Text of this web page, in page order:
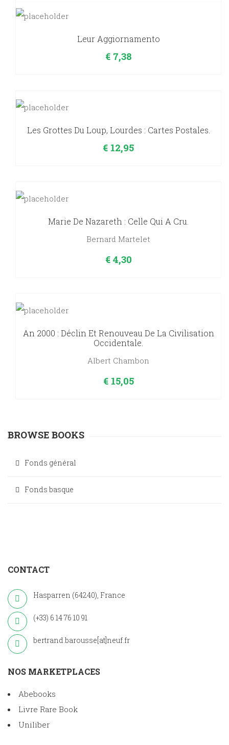
Leur Aggiornamento
€7,38
Les Grottes Du Loup, Lourdes : Cartes Postales.
€ 12,95
Marie De Nazareth : Celle Qui A Cru.
Bernard Martelet
€4,30
An 2000 : Déclin Et Renouveau De La Civilisation
Occidentale.
Albert Chambon
€15,05
BROWSE BOOKS
Fonds général
Fonds basque
CONTACT
Hasparren (64240), France
(+33) 6 14 76 10 91
bertrand.barousse[at]neuf.fr
NOS MARKETPLACES
Abebooks
Livre Rare Book
Uniliber